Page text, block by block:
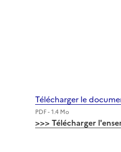
Télécharger le
PDF - 1.4 Mo
>>> Télécharger